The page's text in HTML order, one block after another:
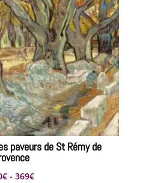
hasta
385€
paveurs de St Rémy de
€ - 369€Rango